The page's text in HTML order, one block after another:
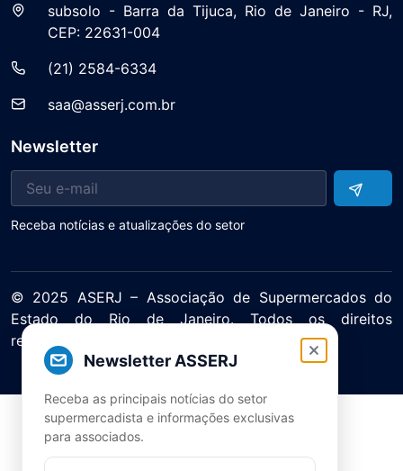
Newsletter ASSERJ
Receba as principais notícias do setor
supermercadista e informações exclusivas
para associados.
subsolo - Barra da Tijuca, Rio de Janeiro - RJ,
CEP: 22631-004
(21) 2584-6334
saa@asserj.com.br
Newsletter
Receba notícias e atualizações do setor
© 2025 ASERJ – Associação de Supermercados do
Estado do Rio de Janeiro. Todos os direitos
reservados.
Política de Privacidade Termos de Uso